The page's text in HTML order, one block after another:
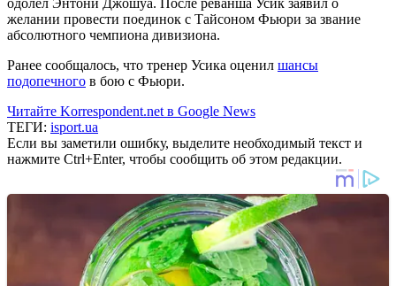
желании провести поединок с Тайсоном Фьюри за звание
абсолютного чемпиона дивизиона.
Ранее сообщалось, что тренер Усика оценил шансы
подопечного в бою с Фьюри.
Читайте Korrespondent.net в Google News
ТЕГИ: isport.ua
Если вы заметили ошибку, выделите необходимый текст и
нажмите Ctrl+Enter, чтобы сообщить об этом редакции.